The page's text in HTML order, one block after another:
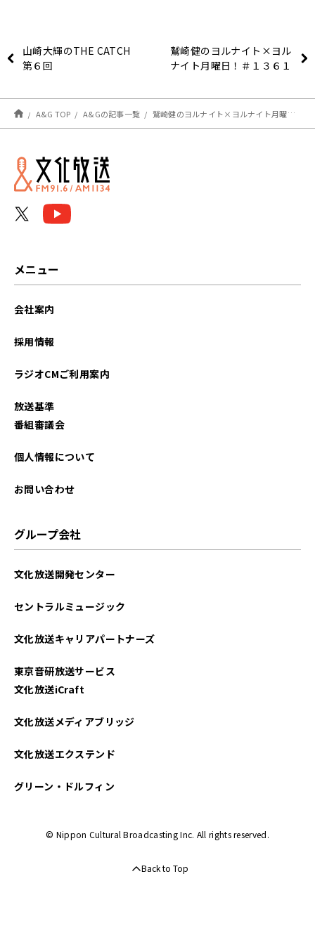
山崎大輝のTHE CATCH
第６回
鷲崎健のヨルナイト×ヨル
ナイト月曜日！＃１３６１
A&G TOP A&Gの記事一覧 鷲崎健のヨルナイト×ヨルナイト月曜日！＃１３５７
メニュー
会社案内
採用情報
ラジオCMご利用案内
放送基準
番組審議会
個人情報について
お問い合わせ
グループ会社
文化放送開発センター
セントラルミュージック
文化放送キャリアパートナーズ
東京音研放送サービス
文化放送iCraft
文化放送メディアブリッジ
文化放送エクステンド
グリーン・ドルフィン
© Nippon Cultural Broadcasting Inc. All rights reserved.
Back to Top